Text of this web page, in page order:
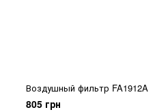
Воздушный фильтр FA1912A
805 грн